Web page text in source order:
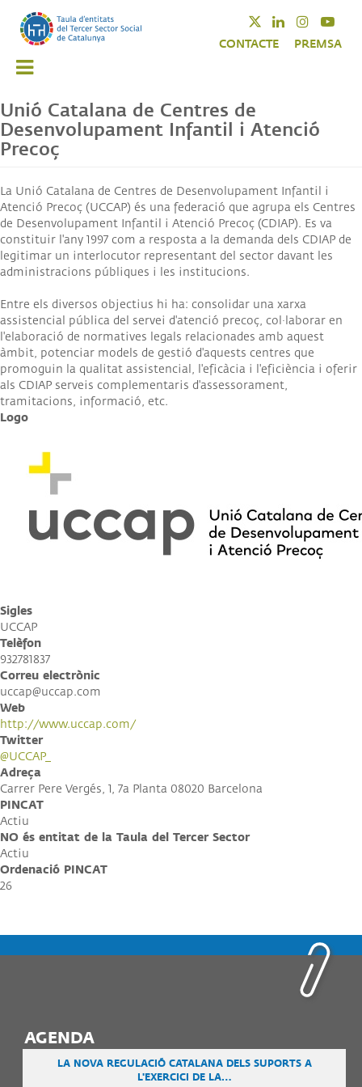
TwitterLinkedin
CONTACTE PREMSA
Unió Catalana de Centres de
Desenvolupament Infantil i Atenció
Precoç
La Unió Catalana de Centres de Desenvolupament Infantil i
Atenció Precoç (UCCAP) és una federació que agrupa els Centres
de Desenvolupament Infantil i Atenció Precoç (CDIAP). Es va
constituir l'any 1997 com a resposta a la demanda dels CDIAP de
legitimar un interlocutor representant del sector davant les
administracions públiques i les institucions.
Entre els diversos objectius hi ha: consolidar una xarxa
assistencial pública del servei d'atenció precoç, col·laborar en
l'elaboració de normatives legals relacionades amb aquest
àmbit, potenciar models de gestió d'aquests centres que
promoguin la qualitat assistencial, l'eficàcia i l'eficiència i oferir
als CDIAP serveis complementaris d'assessorament,
tramitacions, informació, etc.
Logo
Sigles
UCCAP
Telèfon
932781837
Correu electrònic
uccap@uccap.com
Web
http://www.uccap.com/
Twitter
@UCCAP_
Adreça
Carrer Pere Vergés, 1, 7a Planta 08020 Barcelona
PINCAT
Actiu
NO és entitat de la Taula del Tercer Sector
Actiu
Ordenació PINCAT
26
AGENDA
LA NOVA REGULACIÓ CATALANA DELS SUPORTS A
L'EXERCICI DE LA…